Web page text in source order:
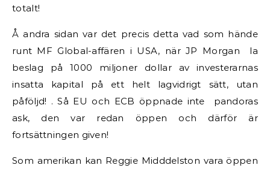
totalt!
Å andra sidan var det precis detta vad som hände
runt MF Global-affären i USA, när JP Morgan la
beslag på 1000 miljoner dollar av investerarnas
insatta kapital på ett helt lagvidrigt sätt, utan
påföljd! . Så EU och ECB öppnade inte pandoras
ask, den var redan öppen och därför är
fortsättningen given!
Som amerikan kan Reggie Midddelston vara öppen